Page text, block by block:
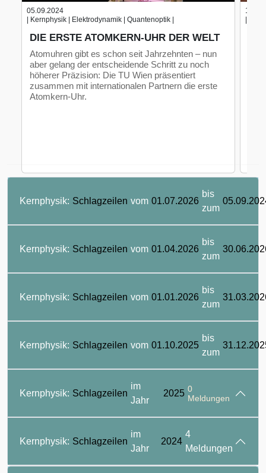
05.09.2024
| Kernphysik | Elektrodynamik | Quantenoptik |
DIE ERSTE ATOMKERN-UHR DER WELT
Atomuhren gibt es schon seit Jahrzehnten – nun
aber gelang der entscheidende Schritt zu noch
höherer Präzision: Die TU Wien präsentiert
zusammen mit internationalen Partnern die erste
Atomkern-Uhr.
Kernphysik: Schlagzeilen vom 01.07.2026
bis
zum
Kernphysik: Schlagzeilen vom 01.04.2026
bis
zum
Kernphysik: Schlagzeilen vom 01.01.2026
bis
zum
Kernphysik: Schlagzeilen vom 01.10.2025
bis
zum
Kernphysik: Schlagzeilen
im
Jahr
2025 0
Meldungen
Kernphysik: Schlagzeilen
im
Jahr
2024
4
Meldungen